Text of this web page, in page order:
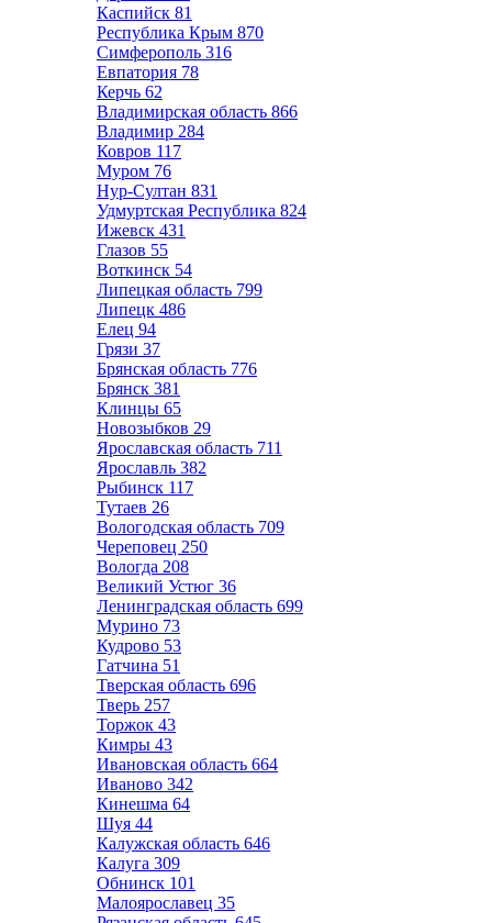
Каспийск 81
Республика Крым 870
Симферополь 316
Евпатория 78
Керчь 62
Владимирская область 866
Владимир 284
Ковров 117
Муром 76
Нур-Султан 831
Удмуртская Республика 824
Ижевск 431
Глазов 55
Воткинск 54
Липецкая область 799
Липецк 486
Елец 94
Грязи 37
Брянская область 776
Брянск 381
Клинцы 65
Новозыбков 29
Ярославская область 711
Ярославль 382
Рыбинск 117
Тутаев 26
Вологодская область 709
Череповец 250
Вологда 208
Великий Устюг 36
Ленинградская область 699
Мурино 73
Кудрово 53
Гатчина 51
Тверская область 696
Тверь 257
Торжок 43
Кимры 43
Ивановская область 664
Иваново 342
Кинешма 64
Шуя 44
Калужская область 646
Калуга 309
Обнинск 101
Малоярославец 35